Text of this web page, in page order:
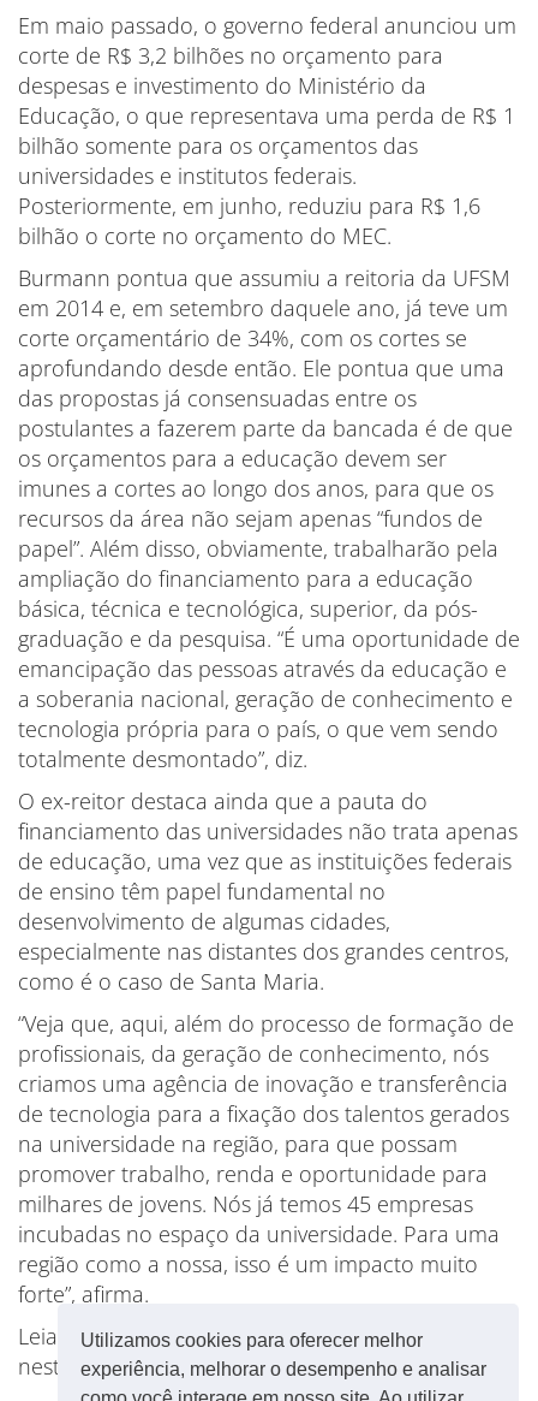
Utilizamos cookies para oferecer melhor
experiência, melhorar o desempenho e analisar
Em maio passado, o governo federal anunciou um
corte de R$ 3,2 bilhões no orçamento para
despesas e investimento do Ministério da
Educação, o que representava uma perda de R$ 1
bilhão somente para os orçamentos das
universidades e institutos federais.
Posteriormente, em junho, reduziu para R$ 1,6
bilhão o corte no orçamento do MEC.
Burmann pontua que assumiu a reitoria da UFSM
em 2014 e, em setembro daquele ano, já teve um
corte orçamentário de 34%, com os cortes se
aprofundando desde então. Ele pontua que uma
das propostas já consensuadas entre os
postulantes a fazerem parte da bancada é de que
os orçamentos para a educação devem ser
imunes a cortes ao longo dos anos, para que os
recursos da área não sejam apenas “fundos de
papel”. Além disso, obviamente, trabalharão pela
ampliação do financiamento para a educação
básica, técnica e tecnológica, superior, da pós-
graduação e da pesquisa. “É uma oportunidade de
emancipação das pessoas através da educação e
a soberania nacional, geração de conhecimento e
tecnologia própria para o país, o que vem sendo
totalmente desmontado”, diz.
O ex-reitor destaca ainda que a pauta do
financiamento das universidades não trata apenas
de educação, uma vez que as instituições federais
de ensino têm papel fundamental no
desenvolvimento de algumas cidades,
especialmente nas distantes dos grandes centros,
como é o caso de Santa Maria.
“Veja que, aqui, além do processo de formação de
profissionais, da geração de conhecimento, nós
criamos uma agência de inovação e transferência
de tecnologia para a fixação dos talentos gerados
na universidade na região, para que possam
promover trabalho, renda e oportunidade para
milhares de jovens. Nós já temos 45 empresas
incubadas no espaço da universidade. Para uma
região como a nossa, isso é um impacto muito
forte”, afirma.
Leia o manifestado apresenta na última terça-feira
neste link.